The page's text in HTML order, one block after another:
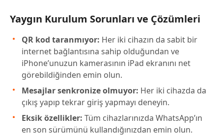
Yaygın Kurulum Sorunları ve Çözümleri
QR kod taranmıyor: Her iki cihazın da sabit bir
internet bağlantısına sahip olduğundan ve
iPhone’unuzun kamerasının iPad ekranını net
görebildiğinden emin olun.
Mesajlar senkronize olmuyor: Her iki cihazda da
çıkış yapıp tekrar giriş yapmayı deneyin.
Eksik özellikler: Tüm cihazlarınızda WhatsApp’ın
en son sürümünü kullandığınızdan emin olun.